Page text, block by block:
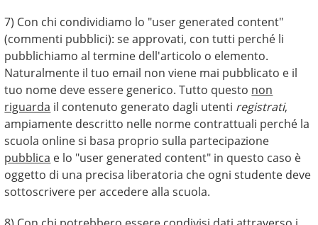
7) Con chi condividiamo lo "user generated content"
(commenti pubblici): se approvati, con tutti perché li
pubblichiamo al termine dell'articolo o elemento.
Naturalmente il tuo email non viene mai pubblicato e il
tuo nome deve essere generico. Tutto questo non
riguarda il contenuto generato dagli utenti registrati,
ampiamente descritto nelle norme contrattuali perché la
scuola online si basa proprio sulla partecipazione
pubblica e lo "user generated content" in questo caso è
oggetto di una precisa liberatoria che ogni studente deve
sottoscrivere per accedere alla scuola.